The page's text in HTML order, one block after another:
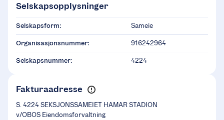
Selskapsopplysninger
Selskapsform: Sameie
Organisasjonsnummer: 916242964
Selskapsnummer: 4224
Fakturaadresse
S. 4224 SEKSJONSSAMEIET HAMAR STADION
v/OBOS Eiendomsforvaltning